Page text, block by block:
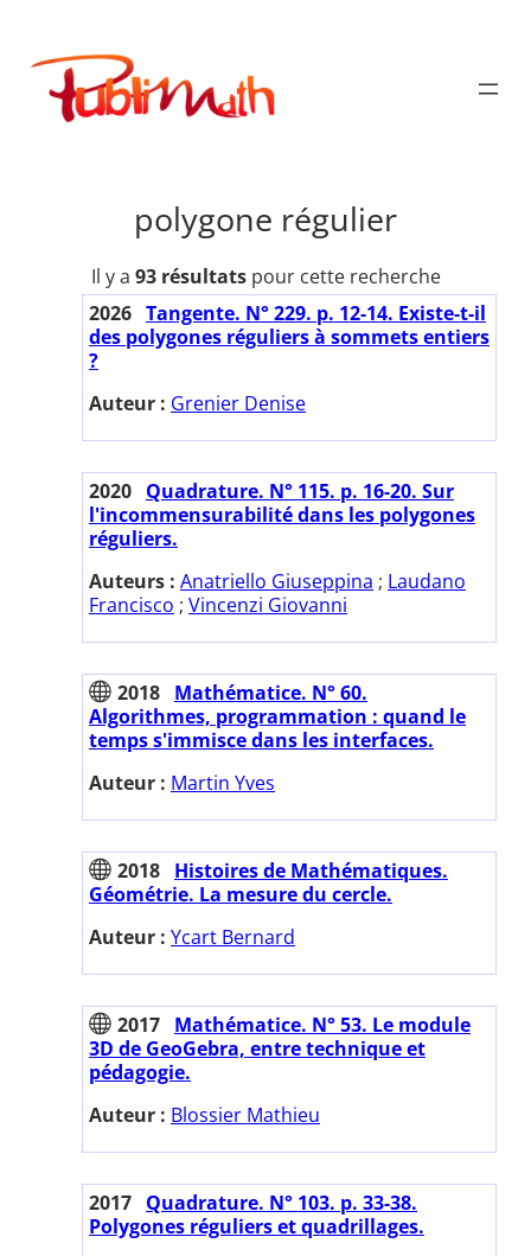
contenu
Publimath
polygone régulier
Il y a 93 résultatspour cette recherche
2026 Tangente. N° 229. p. 12-14. Existe-t-il
des polygones réguliers à sommets entiers
?
Auteur : Grenier Denise
2020 Quadrature. N° 115. p. 16-20. Sur
l'incommensurabilité dans les polygones
réguliers.
Auteurs : Anatriello Giuseppina ; Laudano
Francisco ; Vincenzi Giovanni
2018 Mathématice. N° 60.
Algorithmes, programmation : quand le
temps s'immisce dans les interfaces.
Auteur : Martin Yves
2018 Histoires de Mathématiques.
Géométrie. La mesure du cercle.
Auteur : Ycart Bernard
2017 Mathématice. N° 53. Le module
3D de GeoGebra, entre technique et
pédagogie.
Auteur : Blossier Mathieu
2017 Quadrature. N° 103. p. 33-38.
Polygones réguliers et quadrillages.